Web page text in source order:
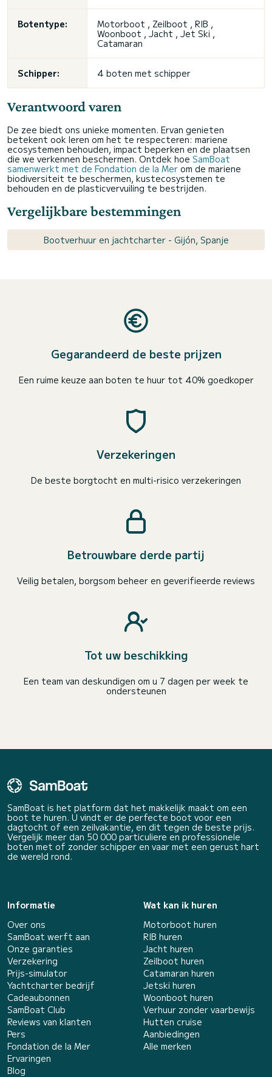
Botentype:
Motorboot , Zeilboot , RIB ,
Woonboot , Jacht , Jet Ski ,
Catamaran
Schipper: 4 boten met schipper
Verantwoord varen
De zee biedt ons unieke momenten. Ervan genieten
betekent ook leren om het te respecteren: mariene
ecosystemen behouden, impact beperken en de plaatsen
die we verkennen beschermen. Ontdek hoe SamBoat
samenwerkt met de Fondation de la Mer om de mariene
biodiversiteit te beschermen, kustecosystemen te
behouden en de plasticvervuiling te bestrijden.
Vergelijkbare bestemmingen
Bootverhuur en jachtcharter - Gijón, Spanje
Gegarandeerd de beste prijzen
Een ruime keuze aan boten te huur tot 40% goedkoper
Verzekeringen
De beste borgtocht en multi-risico verzekeringen
Betrouwbare derde partij
Veilig betalen, borgsom beheer en geverifieerde reviews
Tot uw beschikking
Een team van deskundigen om u 7 dagen per week te
ondersteunen
SamBoat is het platform dat het makkelijk maakt om een
boot te huren. U vindt er de perfecte boot voor een
dagtocht of een zeilvakantie, en dit tegen de beste prijs.
Vergelijk meer dan 50 000 particuliere en professionele
boten met of zonder schipper en vaar met een gerust hart
de wereld rond.
Informatie
Over ons
SamBoat werft aan
Onze garanties
Verzekering
Prijs-simulator
Yachtcharter bedrijf
Cadeaubonnen
SamBoat Club
Reviews van klanten
Pers
Fondation de la Mer
Ervaringen
Blog
Wat kan ik huren
Motorboot huren
RIB huren
Jacht huren
Zeilboot huren
Catamaran huren
Jetski huren
Woonboot huren
Verhuur zonder vaarbewijs
Hutten cruise
Aanbiedingen
Alle merken